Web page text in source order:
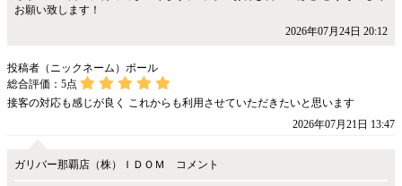
お願い致します！
2026年07月24日 20:12
投稿者（ニックネーム）ポール
総合評価： 5点
接客の対応も感じが良く これからも利用させていただきたいと思います
2026年07月21日 13:47
ガリバー那覇店（株）ＩＤＯＭ コメント